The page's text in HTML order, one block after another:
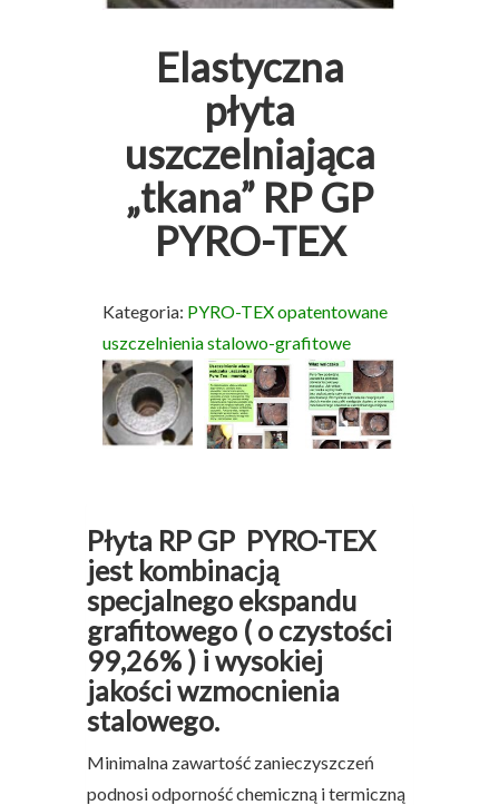
Elastyczna
płyta
uszczelniająca
„tkana” RP GP
PYRO-TEX
Kategoria: PYRO-TEX opatentowane
uszczelnienia stalowo-grafitowe
Płyta RP GP PYRO-TEX
jest kombinacją
specjalnego ekspandu
grafitowego ( o czystości
99,26% ) i wysokiej
jakości wzmocnienia
stalowego.
Minimalna zawartość zanieczyszczeń
podnosi odporność chemiczną i termiczną